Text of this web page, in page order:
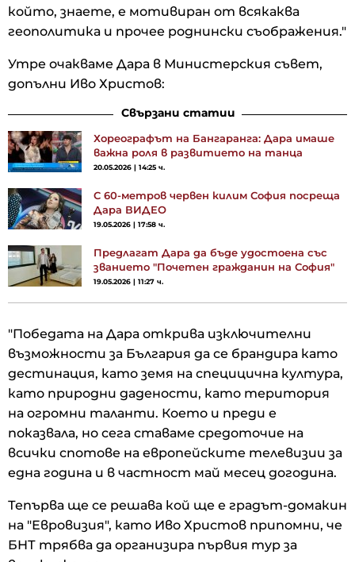
който, знаете, е мотивиран от всякаква
геополитика и прочее роднински съображения."
Утре очакваме Дара в Министерския съвет,
допълни Иво Христов:
Свързани статии
Хореографът на Бангаранга: Дара имаше
важна роля в развитието на танца
20.05.2026 | 14:25 ч.
С 60-метров червен килим София посреща
Дара ВИДЕО
19.05.2026 | 17:58 ч.
Предлагат Дара да бъде удостоена със
званието "Почетен гражданин на София"
19.05.2026 | 11:27 ч.
"Победата на Дара открива изключителни
възможности за България да се брандира като
дестинация, като земя на специцична култура,
като природни дадености, като територия
на огромни таланти. Което и преди е
показвала, но сега ставаме средоточие на
всички спотове на европейските телевизии за
една година и в частност май месец догодина.
Тепърва ще се решава кой ще е градът-домакин
на "Евровизия", като Иво Христов припомни, че
БНТ трябва да организира първия тур за